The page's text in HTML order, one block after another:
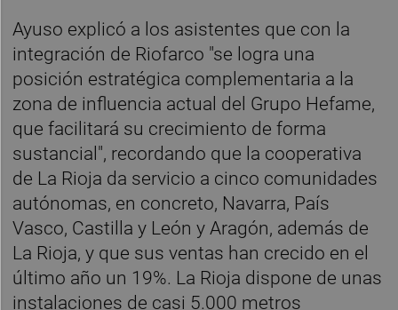
Ayuso explicó a los asistentes que con la
integración de Riofarco "se logra una
posición estratégica complementaria a la
zona de influencia actual del Grupo Hefame,
que facilitará su crecimiento de forma
sustancial", recordando que la cooperativa
de La Rioja da servicio a cinco comunidades
autónomas, en concreto, Navarra, País
Vasco, Castilla y León y Aragón, además de
La Rioja, y que sus ventas han crecido en el
último año un 19%. La Rioja dispone de unas
instalaciones de casi 5.000 metros